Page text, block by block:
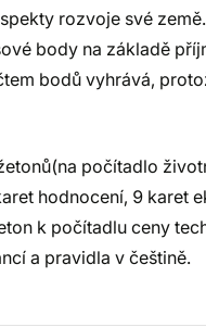
rozvoje své
body na základě
bodů vyhrává,
počítadlo
hodnocení, 9 karet
k počítadlu ceny
a pravidla v češtině.